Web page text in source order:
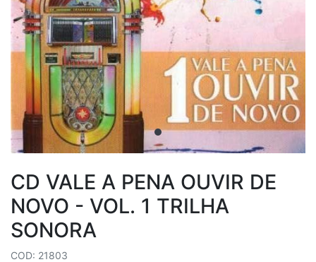
CD VALE A PENA OUVIR DE
NOVO - VOL. 1 TRILHA
SONORA
COD: 21803